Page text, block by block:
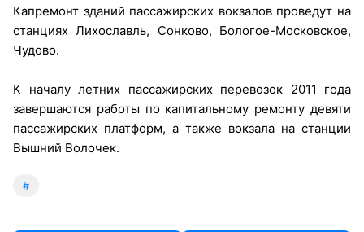
Капремонт зданий пассажирских вокзалов проведут на
станциях Лихославль, Сонково, Бологое-Московское,
Чудово.
К началу летних пассажирских перевозок 2011 года
завершаются работы по капитальному ремонту девяти
пассажирских платформ, а также вокзала на станции
Вышний Волочек.
#